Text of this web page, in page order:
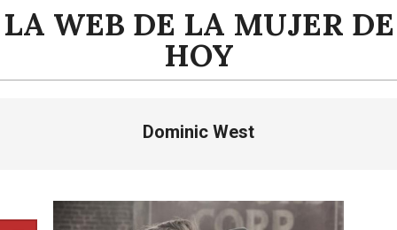
Saltar
alLA WEB DE LA MUJER DE
HOY
Dominic West